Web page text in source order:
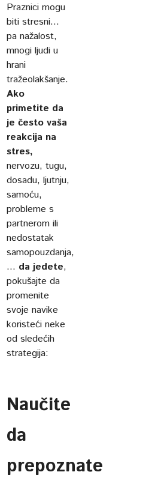
Praznici mogu
biti stresni...
pa nažalost,
mnogi ljudi u
hrani
tražeolakšanje.
Ako
primetite da
je često vaša
reakcija na
stres,
nervozu, tugu,
dosadu, ljutnju,
samoću,
probleme s
partnerom ili
nedostatak
samopouzdanja,
... da jedete,
pokušajte da
promenite
svoje navike
koristeći neke
od sledećih
strategija:
Naučite
da
prepoznate